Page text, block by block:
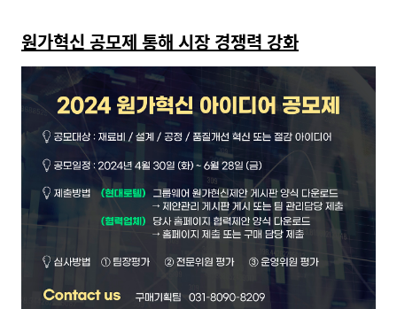
원가혁신 공모제 통해 시장 경쟁력 강화